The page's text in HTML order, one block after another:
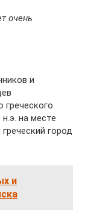
очень
и
греческого
на месте
город
и